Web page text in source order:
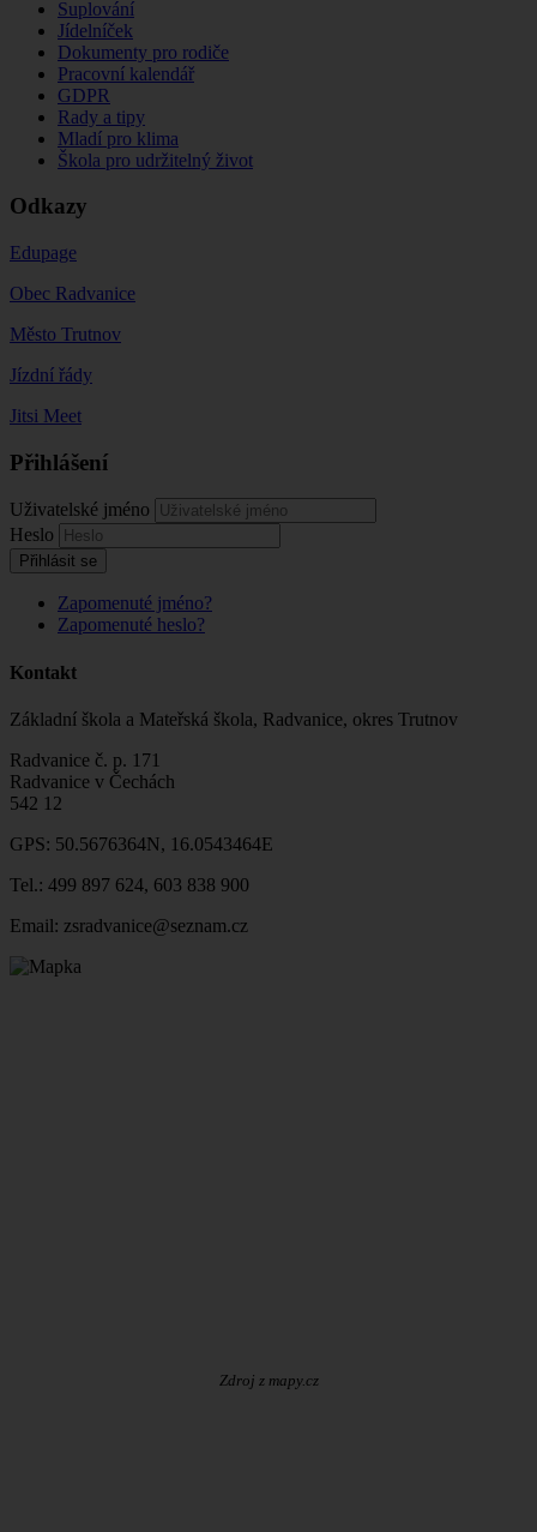
Suplování
Jídelníček
Dokumenty pro rodiče
Pracovní kalendář
GDPR
Rady a tipy
Mladí pro klima
Škola pro udržitelný život
Odkazy
Edupage
Obec Radvanice
Město Trutnov
Jízdní řády
Jitsi Meet
Přihlášení
Uživatelské jméno
Heslo
Přihlásit se
Zapomenuté jméno?
Zapomenuté heslo?
Kontakt
Základní škola a Mateřská škola, Radvanice, okres Trutnov
Radvanice č. p. 171
Radvanice v Čechách
542 12
GPS: 50.5676364N, 16.0543464E
Tel.: 499 897 624, 603 838 900
Email: zsradvanice@seznam.cz
Zdroj z mapy.cz